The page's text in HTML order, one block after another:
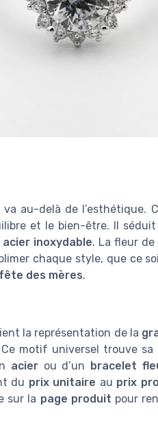
au-delà de l’esthétique.
et le bien-être. Il
inoxydable. La fleur de
chaque style, que ce
fête des mères.
la représentation de la
motif universel trouve sa
acier ou d’un bracelet
du prix unitaire au prix
sur la page produit pour